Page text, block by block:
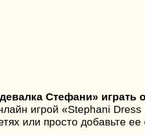
Стефани» играть
игрой «Stephani
или просто добавьте ее